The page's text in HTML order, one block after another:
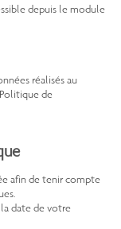
depuis le module
réalisés au
de
afin de tenir compte
date de votre